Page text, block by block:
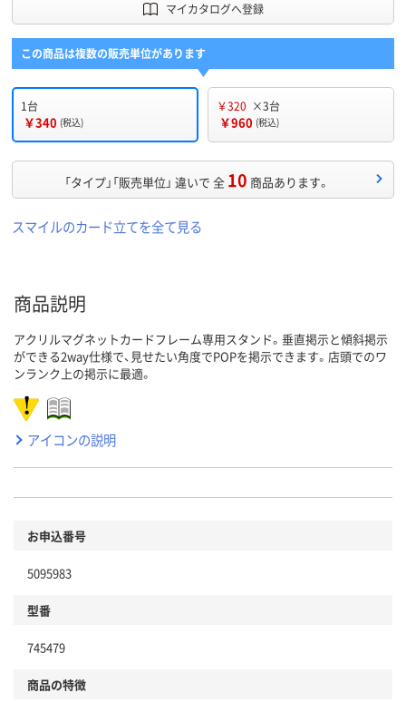
マイカタログへ登録
この商品は複数の販売単位があります
1台
￥340 (税込)
￥320 ×3台
￥960 (税込)
「タイプ」「販売単位」 違いで 全 10 商品あります。
スマイルのカード立てを全て見る
商品説明
アクリルマグネットカードフレーム専用スタンド。垂直掲示と傾斜掲示
ができる2way仕様で、見せたい角度でPOPを掲示できます。店頭でのワ
ンランク上の掲示に最適。
アイコンの説明
お申込番号
5095983
型番
745479
商品の特徴